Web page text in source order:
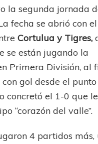
la segunda jornada
fecha se abrió con el
Cortulua y Tigres,
se están jugando la
Primera División, al
gol desde el
concretó el 1-0 que
“corazón del valle”.
4 partidos más,